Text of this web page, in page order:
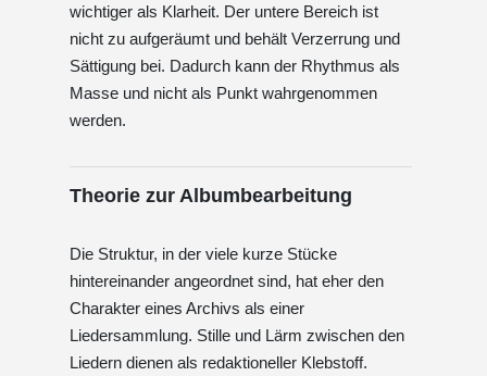
wichtiger als Klarheit. Der untere Bereich ist
nicht zu aufgeräumt und behält Verzerrung und
Sättigung bei. Dadurch kann der Rhythmus als
Masse und nicht als Punkt wahrgenommen
werden.
Theorie zur Albumbearbeitung
Die Struktur, in der viele kurze Stücke
hintereinander angeordnet sind, hat eher den
Charakter eines Archivs als einer
Liedersammlung. Stille und Lärm zwischen den
Liedern dienen als redaktioneller Klebstoff.